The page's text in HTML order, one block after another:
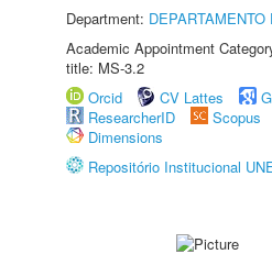
Department:
Academic Appointment
title: MS-3.2
Orcid
CV Lattes
ResearcherID
Scopus
Dimensions
Repositório Institucional